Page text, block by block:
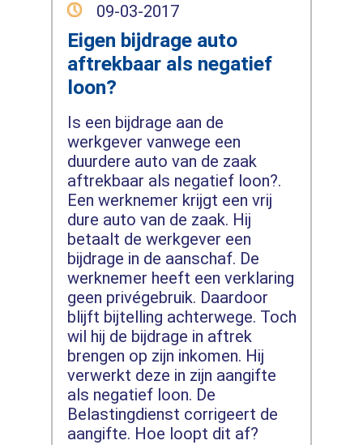
09-03-2017
Eigen bijdrage auto
aftrekbaar als negatief
loon?
Is een bijdrage aan de
werkgever vanwege een
duurdere auto van de zaak
aftrekbaar als negatief loon?.
Een werknemer krijgt een vrij
dure auto van de zaak. Hij
betaalt de werkgever een
bijdrage in de aanschaf. De
werknemer heeft een verklaring
geen privégebruik. Daardoor
blijft bijtelling achterwege. Toch
wil hij de bijdrage in aftrek
brengen op zijn inkomen. Hij
verwerkt deze in zijn aangifte
als negatief loon. De
Belastingdienst corrigeert de
aangifte. Hoe loopt dit af?